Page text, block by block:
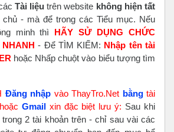
Tài liệu trên website không hiện tất
chủ - mà để trong các Tiểu mục. Nếu
minh thì HÃY SỬ DỤNG CHỨC
- Để TÌM KIẾM: Nhập tên tài
hoặc Nhấp chuột vào biểu tượng tìm
Đăng nhập vào ThayTro.Net bằngtài
hoặc Gmailxin đặc biệt lưu ý: Sau khi
trong 2 tài khoản trên - chỉ sau vài các